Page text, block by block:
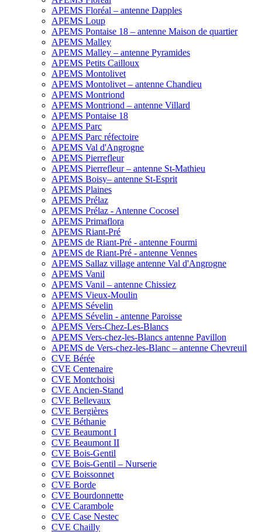
APEMS Floréal – antenne Dapples
APEMS Loup
APEMS Pontaise 18 – antenne Maison de quartier
APEMS Malley
APEMS Malley – antenne Pyramides
APEMS Petits Cailloux
APEMS Montolivet
APEMS Montolivet – antenne Chandieu
APEMS Montriond
APEMS Montriond – antenne Villard
APEMS Pontaise 18
APEMS Parc
APEMS Parc réfectoire
APEMS Val d'Angrogne
APEMS Pierrefleur
APEMS Pierrefleur – antenne St-Mathieu
APEMS Boisy– antenne St-Esprit
APEMS Plaines
APEMS Prélaz
APEMS Prélaz - Antenne Cocosel
APEMS Primaflora
APEMS Riant-Pré
APEMS de Riant-Pré - antenne Fourmi
APEMS de Riant-Pré - antenne Vennes
APEMS Sallaz village antenne Val d'Angrogne
APEMS Vanil
APEMS Vanil – antenne Chissiez
APEMS Vieux-Moulin
APEMS Sévelin
APEMS Sévelin - antenne Paroisse
APEMS Vers-Chez-Les-Blancs
APEMS Vers-chez-les-Blancs antenne Pavillon
APEMS de Vers-chez-les-Blanc – antenne Chevreuil
CVE Bérée
CVE Centenaire
CVE Montchoisi
CVE Ancien-Stand
CVE Bellevaux
CVE Bergières
CVE Béthanie
CVE Beaumont I
CVE Beaumont II
CVE Bois-Gentil
CVE Bois-Gentil – Nurserie
CVE Boissonnet
CVE Borde
CVE Bourdonnette
CVE Carambole
CVE Case Nestec
CVE Chailly